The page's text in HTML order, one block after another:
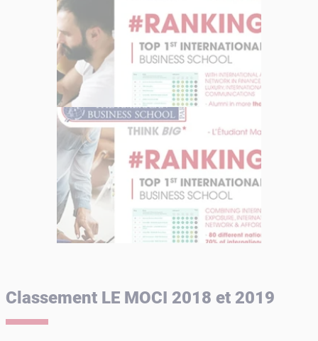
Classement LE MOCI 2018 et 2019